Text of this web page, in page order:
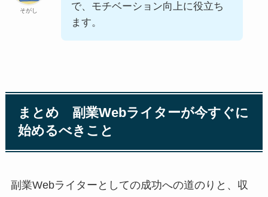
そがし
で、モチベーション向上に役立ち
ます。
まとめ 副業Webライターが今すぐに
始めるべきこと
副業Webライターとしての成功への道のりと、収